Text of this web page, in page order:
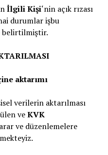
İlgili Kişi‘nin açık rızası
durumlar işbu
belirtilmiştir.
aktarımı
verilerin aktarılması
veKVK
ve düzenlemelere